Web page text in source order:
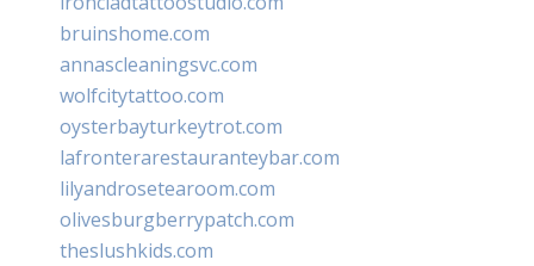
bruinshome.com
annascleaningsvc.com
wolfcitytattoo.com
oysterbayturkeytrot.com
lafronterarestauranteybar.com
lilyandrosetearoom.com
olivesburgberrypatch.com
theslushkids.com